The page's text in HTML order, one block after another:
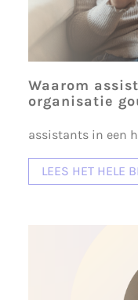
Waarom
organisatie
assistants in een
LEES HET HELE